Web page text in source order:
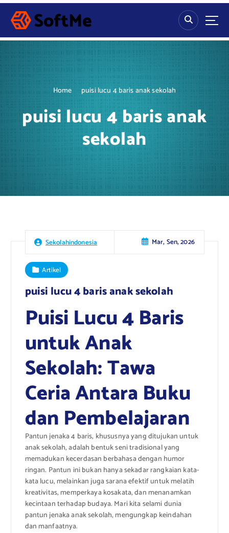
S
p
Home puisi lucu 4 baris anak sekolah
puisi lucu 4 baris anak
sekolah
Sekolahindonesia Mar, Sen, 2026
Artikel
puisi lucu 4 baris anak sekolah
Puisi Lucu 4 Baris
untuk Anak
Sekolah: Tawa
Ceria Antara Buku
dan Pembelajaran
Pantun jenaka 4 baris, khususnya yang ditujukan untuk
anak sekolah, adalah bentuk seni tradisional yang
memadukan kecerdasan berbahasa dengan humor
ringan. Pantun ini bukan hanya sekadar rangkaian kata-
kata lucu, melainkan juga sarana efektif untuk melatih
kreativitas, memperkaya kosakata, dan menanamkan
kecintaan terhadap budaya. Mari kita selami dunia
pantun jenaka anak sekolah, mengungkap keindahan
dan manfaatnya.